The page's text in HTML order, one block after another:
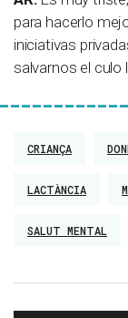
para hacerlo
iniciativas
salvarnos el culo
CRIANÇA
LACTÀNCIA
SALUT MENTAL